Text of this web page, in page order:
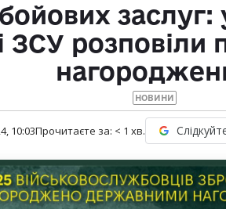
ЗСУ розповіли
НОВИНИ
10:03Прочитаєте за: < 1 хв.